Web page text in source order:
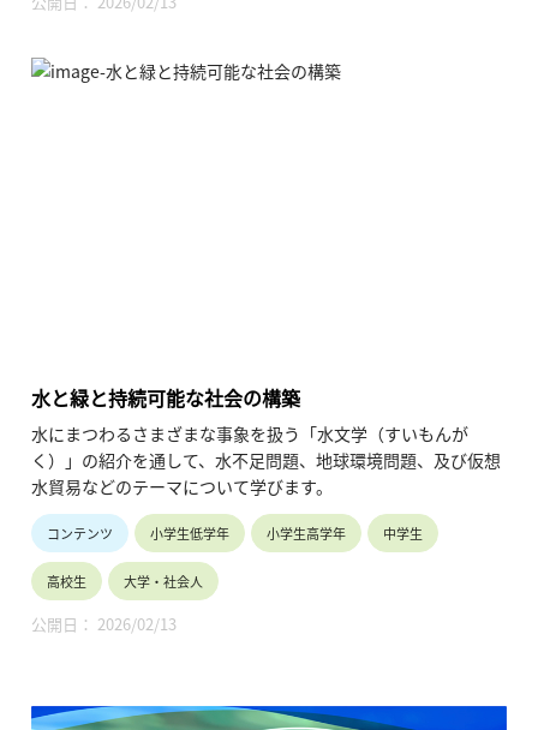
水と緑と持続可能な社会の構築
水にまつわるさまざまな事象を扱う「水文学（すいもんが
く）」の紹介を通して、水不足問題、地球環境問題、及び仮想
水貿易などのテーマについて学びます。
コンテンツ 小学生低学年 小学生高学年 中学生
高校生 大学・社会人
公開日： 2026/02/13